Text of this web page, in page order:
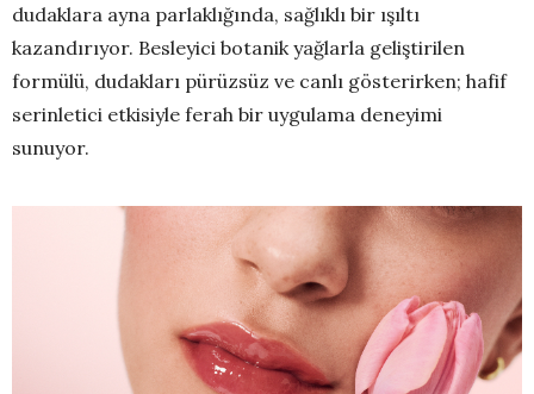
dudaklara ayna parlaklığında, sağlıklı bir ışıltı
kazandırıyor. Besleyici botanik yağlarla geliştirilen
formülü, dudakları pürüzsüz ve canlı gösterirken; hafif
serinletici etkisiyle ferah bir uygulama deneyimi
sunuyor.